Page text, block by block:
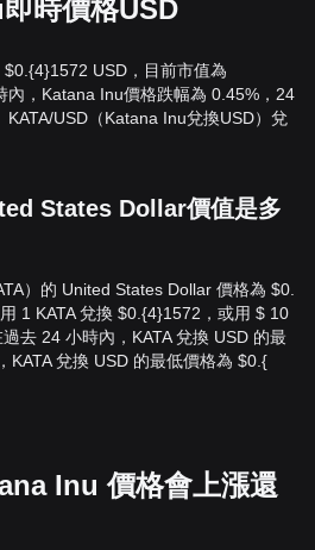
時價格USD
USD，目前市值為
，Katana Inu價格跌幅為 0.45%，24
USD（Katana Inu兌換USD）兌
States Dollar價值是多
）的 United States Dollar 價格為 $0.
1 KATA 兌換 $0.{​4}1572，或用 $ 10
去 24 小時內，KATA 兌換 USD 的最
KATA 兌換 USD 的最低價格為 $0.{​
Inu 價格會上漲還